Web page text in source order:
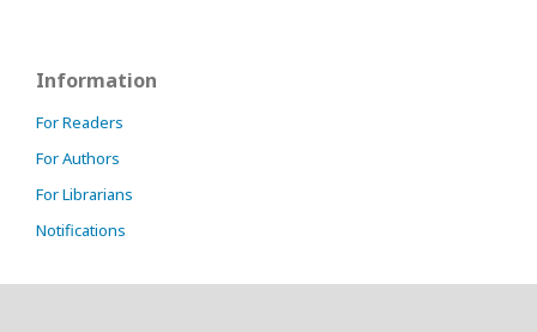
Information
For Readers
For Authors
For Librarians
Notifications